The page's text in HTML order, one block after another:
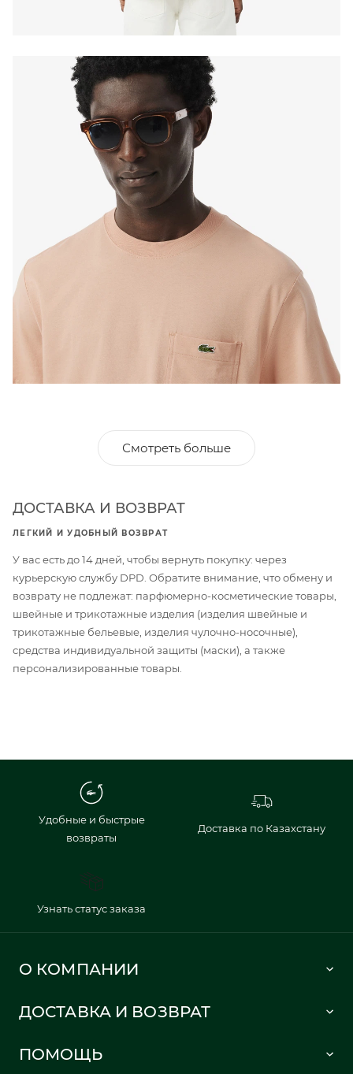
Смотреть больше
ДОСТАВКА И ВОЗВРАТ
ЛЕГКИЙ И УДОБНЫЙ ВОЗВРАТ
У вас есть до 14 дней, чтобы вернуть покупку: через
курьерскую службу DPD. Обратите внимание, что обмену и
возврату не подлежат: парфюмерно-косметические товары,
швейные и трикотажные изделия (изделия швейные и
трикотажные бельевые, изделия чулочно-носочные),
средства индивидуальной защиты (маски), а также
персонализированные товары.
Удобные и быстрые
возвраты
Доставка по Казахстану
Узнать статус заказа
О КОМПАНИИ
Политика в отношении обработки персональных данных
ДОСТАВКА И ВОЗВРАТ
Информация о доставке
ПОМОЩЬ